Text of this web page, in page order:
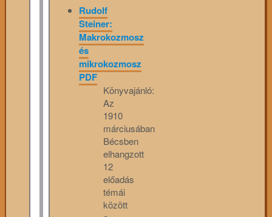
Rudolf
Steiner:
Makrokozmosz
és
mikrokozmosz
PDF
Könyvajánló:
Az
1910
márciusában
Bécsben
elhangzott
12
előadás
témái
között